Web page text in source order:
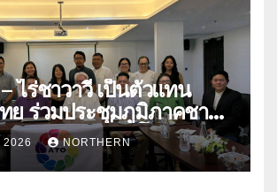
ไร่ชาวาวี เป็นตัวแทน
ย ร่วมประชุมภูมิภาคชา
2026 ที่อินโดนีเซีย
คตอุตสาหกรรมชา
ความท้าทายโลก
NORTHERN